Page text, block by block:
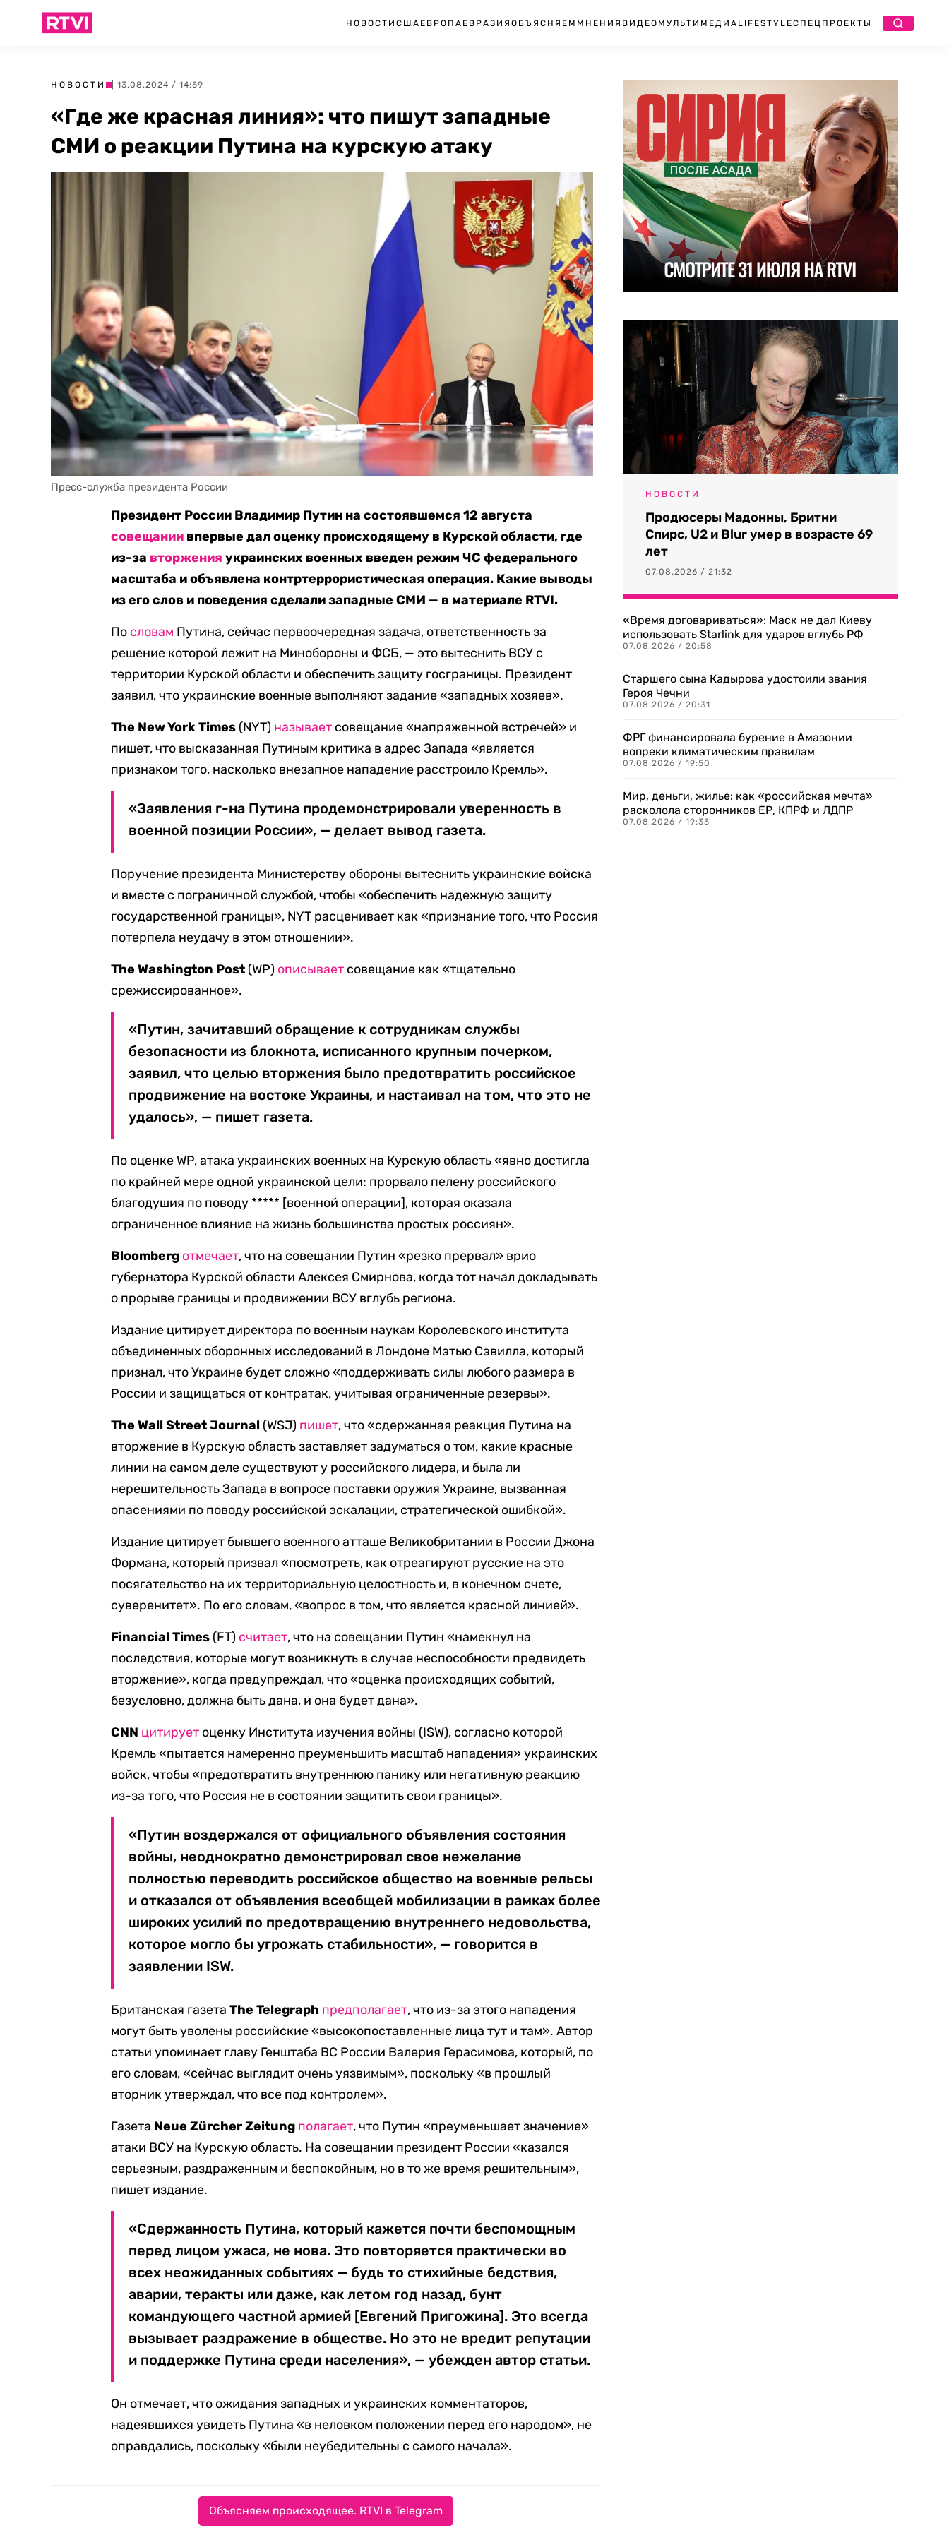
НОВОСТИ США ЕВРОПА ЕВРАЗИЯ ОБЪЯСНЯЕМ МНЕНИЯ ВИДЕО МУЛЬТИМЕДИА LIFESTYLEСПЕЦПРОЕКТЫ
НОВОСТИ | 13.08.2024 / 14:59
«Где же красная линия»: что пишут западные
СМИ о реакции Путина на курскую атаку
Пресс-служба президента России
Президент России Владимир Путин на состоявшемся 12 августа
совещании впервые дал оценку происходящему в Курской области, где
из-за вторжения украинских военных введен режим ЧС федерального
масштаба и объявлена контртеррористическая операция. Какие выводы
из его слов и поведения сделали западные СМИ — в материале RTVI.
По словам Путина, сейчас первоочередная задача, ответственность за
решение которой лежит на Минобороны и ФСБ, — это вытеснить ВСУ с
территории Курской области и обеспечить защиту госграницы. Президент
заявил, что украинские военные выполняют задание «западных хозяев».
The New York Times (NYT) называет совещание «напряженной встречей» и
пишет, что высказанная Путиным критика в адрес Запада «является
признаком того, насколько внезапное нападение расстроило Кремль».
«Заявления г-на Путина продемонстрировали уверенность в
военной позиции России», — делает вывод газета.
Поручение президента Министерству обороны вытеснить украинские войска
и вместе с пограничной службой, чтобы «обеспечить надежную защиту
государственной границы», NYT расценивает как «признание того, что Россия
потерпела неудачу в этом отношении».
The Washington Post (WP) описывает совещание как «тщательно
срежиссированное».
«Путин, зачитавший обращение к сотрудникам службы
безопасности из блокнота, исписанного крупным почерком,
заявил, что целью вторжения было предотвратить российское
продвижение на востоке Украины, и настаивал на том, что это не
удалось», — пишет газета.
По оценке WP, атака украинских военных на Курскую область «явно достигла
по крайней мере одной украинской цели: прорвало пелену российского
благодушия по поводу ***** [военной операции], которая оказала
ограниченное влияние на жизнь большинства простых россиян».
Bloomberg отмечает, что на совещании Путин «резко прервал» врио
губернатора Курской области Алексея Смирнова, когда тот начал докладывать
о прорыве границы и продвижении ВСУ вглубь региона.
Издание цитирует директора по военным наукам Королевского института
объединенных оборонных исследований в Лондоне Мэтью Сэвилла, который
признал, что Украине будет сложно «поддерживать силы любого размера в
России и защищаться от контратак, учитывая ограниченные резервы».
The Wall Street Journal (WSJ) пишет, что «сдержанная реакция Путина на
вторжение в Курскую область заставляет задуматься о том, какие красные
линии на самом деле существуют у российского лидера, и была ли
нерешительность Запада в вопросе поставки оружия Украине, вызванная
опасениями по поводу российской эскалации, стратегической ошибкой».
Издание цитирует бывшего военного атташе Великобритании в России Джона
Формана, который призвал «посмотреть, как отреагируют русские на это
посягательство на их территориальную целостность и, в конечном счете,
суверенитет». По его словам, «вопрос в том, что является красной линией».
Financial Times (FT) считает, что на совещании Путин «намекнул на
последствия, которые могут возникнуть в случае неспособности предвидеть
вторжение», когда предупреждал, что «оценка происходящих событий,
безусловно, должна быть дана, и она будет дана».
CNN цитирует оценку Института изучения войны (ISW), согласно которой
Кремль «пытается намеренно преуменьшить масштаб нападения» украинских
войск, чтобы «предотвратить внутреннюю панику или негативную реакцию
из-за того, что Россия не в состоянии защитить свои границы».
«Путин воздержался от официального объявления состояния
войны, неоднократно демонстрировал свое нежелание
полностью переводить российское общество на военные рельсы
и отказался от объявления всеобщей мобилизации в рамках более
широких усилий по предотвращению внутреннего недовольства,
которое могло бы угрожать стабильности», — говорится в
заявлении ISW.
Британская газетаThe Telegraph предполагает, что из-за этого нападения
могут быть уволены российские «высокопоставленные лица тут и там». Автор
статьи упоминает главу Генштаба ВС России Валерия Герасимова, который, по
его словам, «сейчас выглядит очень уязвимым», поскольку «в прошлый
вторник утверждал, что все под контролем».
Газета Neue Zürcher Zeitung полагает, что Путин «преуменьшает значение»
атаки ВСУ на Курскую область. На совещании президент России «казался
серьезным, раздраженным и беспокойным, но в то же время решительным»,
пишет издание.
«Сдержанность Путина, который кажется почти беспомощным
перед лицом ужаса, не нова. Это повторяется практически во
всех неожиданных событиях — будь то стихийные бедствия,
аварии, теракты или даже, как летом год назад, бунт
командующего частной армией [Евгений Пригожина]. Это всегда
вызывает раздражение в обществе. Но это не вредит репутации
и поддержке Путина среди населения», — убежден автор статьи.
Он отмечает, что ожидания западных и украинских комментаторов,
надеявшихся увидеть Путина «в неловком положении перед его народом», не
оправдались, поскольку «были неубедительны с самого начала».
Объясняем происходящее. RTVI в Telegram
НОВОСТИ
Продюсеры Мадонны, Бритни
Спирс, U2 и Blur умер в возрасте 69
лет
07.08.2026 / 21:32
«Время договариваться»: Маск не дал Киеву
использовать Starlink для ударов вглубь РФ
07.08.2026 / 20:58
Старшего сына Кадырова удостоили звания
Героя Чечни
07.08.2026 / 20:31
ФРГ финансировала бурение в Амазонии
вопреки климатическим правилам
07.08.2026 / 19:50
Мир, деньги, жилье: как «российская мечта»
расколола сторонников ЕР, КПРФ и ЛДПР
07.08.2026 / 19:33